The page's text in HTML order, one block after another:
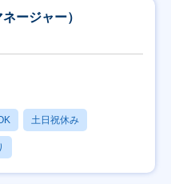
ージャー）
土日祝休み